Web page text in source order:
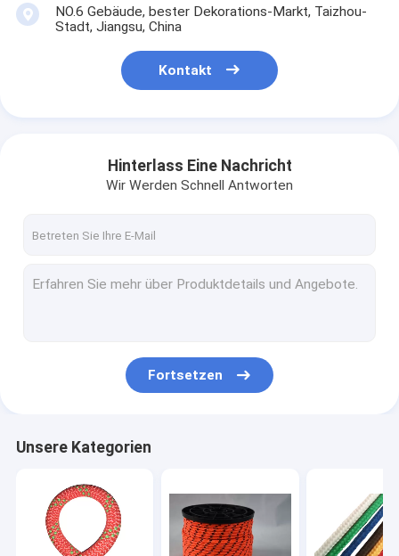
NO.6 Gebäude, bester Dekorations-Markt, Taizhou-
Stadt, Jiangsu, China
Kontakt
Hinterlass Eine Nachricht
Wir Werden Schnell Antworten
Fortsetzen
Unsere Kategorien